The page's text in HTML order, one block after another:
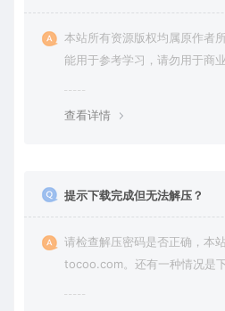
本站所有资源版权均属原作者
能用于参考学习，请勿用于商
查看详情
提示下载完成但无法解压？
请检查解压密码是否正确，本
tocoo.com。还有一种情况是